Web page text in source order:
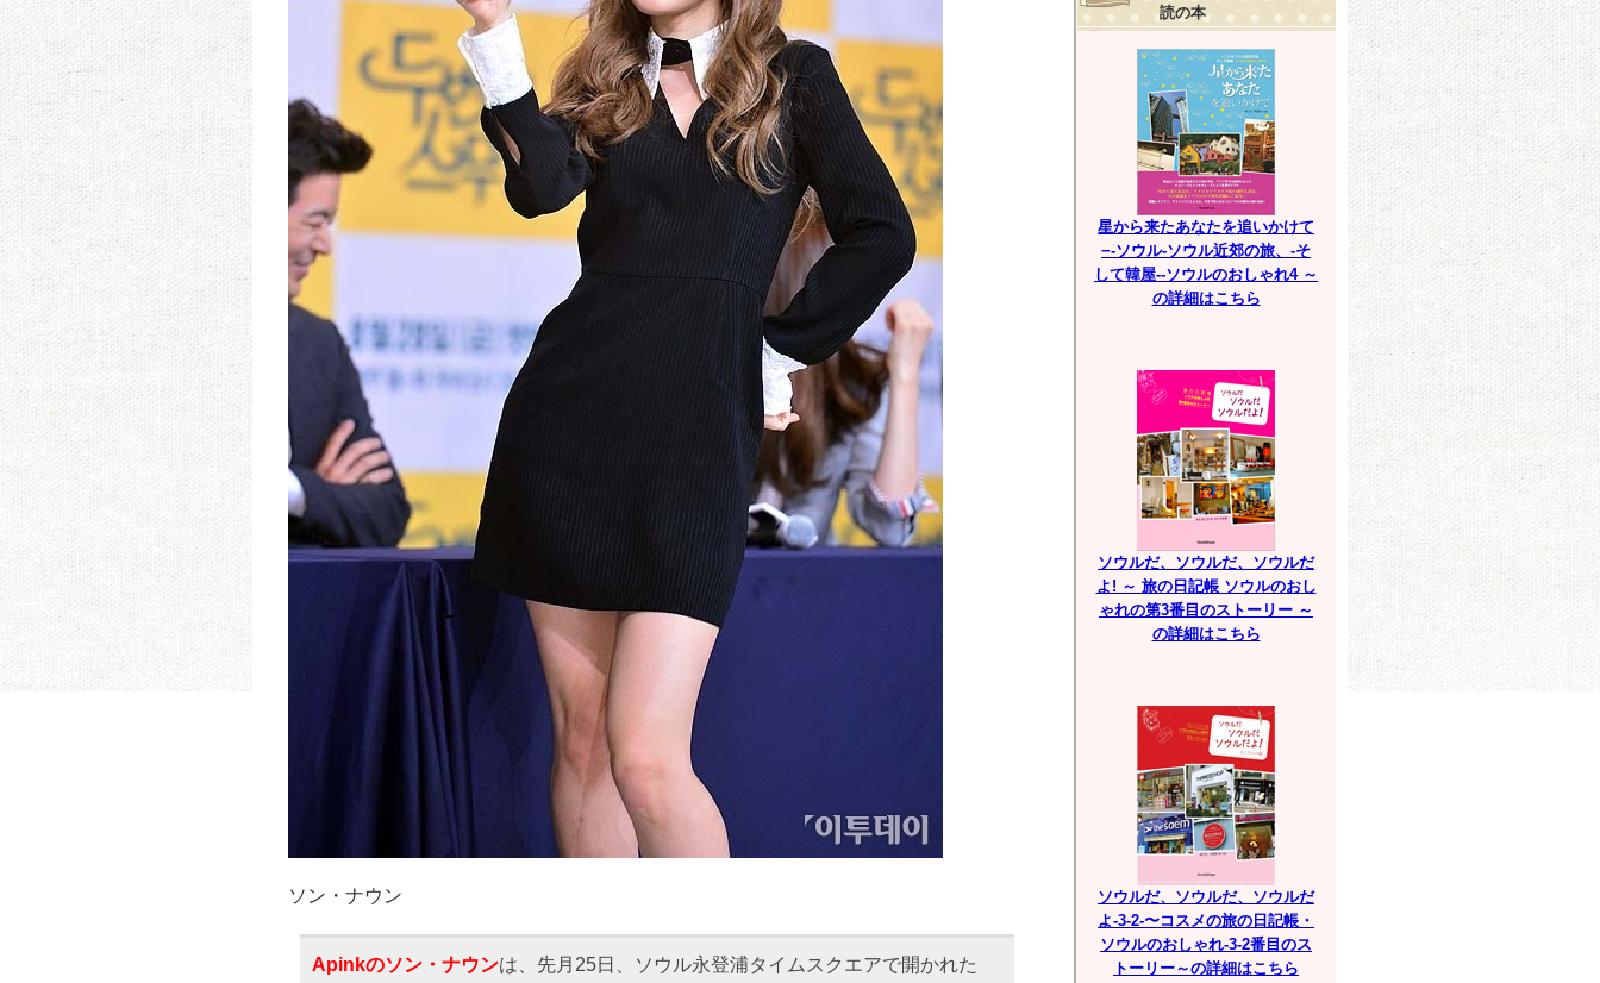
ソン・ナウン
Apinkのソン・ナウンは、先月25日、ソウル永登浦タイムスクエアで開かれた
読の本
星から来たあなたを追いかけて
−-ソウル-ソウル近郊の旅、-そ
して韓屋--ソウルのおしゃれ4 ～
の詳細はこちら
ソウルだ、ソウルだ、ソウルだ
よ! ～ 旅の日記帳 ソウルのおし
ゃれの第3番目のストーリー ～
の詳細はこちら
ソウルだ、ソウルだ、ソウルだ
よ-3-2-〜コスメの旅の日記帳・
ソウルのおしゃれ-3-2番目のス
トーリー～の詳細はこちら